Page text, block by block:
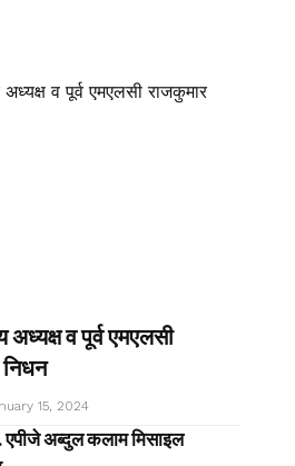
अध्यक्ष व पूर्व एमएलसी
निधन
15, 2024
एपीजे अब्दुल कलाम मिसाइल